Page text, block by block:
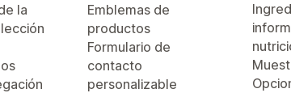
la
Emblemas de
productos
Formulario de
contacto
personalizable